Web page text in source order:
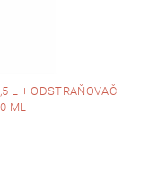
L + ODSTRAŇOVAČ
ML